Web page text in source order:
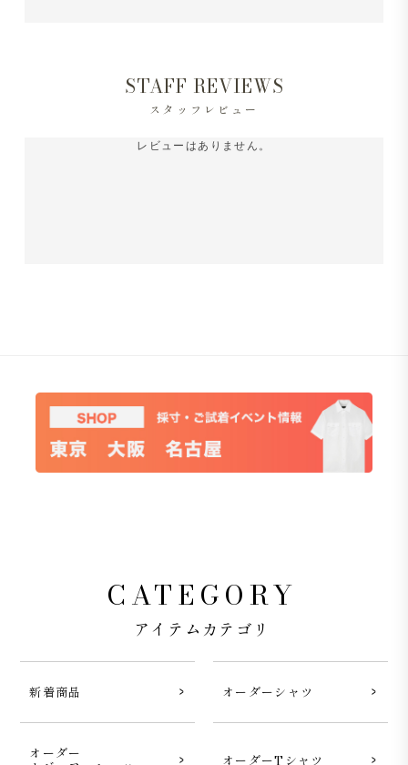
STAFF REVIEWS
スタッフレビュー
レビューはありません。
CATEGORY
アイテムカテゴリ
新着商品 オーダーシャツ
オーダー
オーダーTシャツ